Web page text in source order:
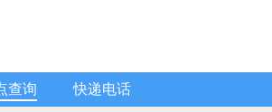
查询 快递电话